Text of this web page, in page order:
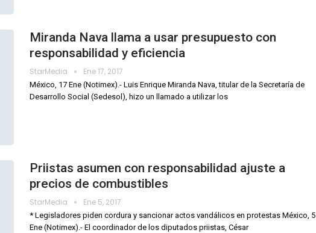
Miranda Nava llama a usar presupuesto con
responsabilidad y eficiencia
StarMedia Ene 17, 2017
México, 17 Ene (Notimex).- Luis Enrique Miranda Nava, titular de la Secretaría de
Desarrollo Social (Sedesol), hizo un llamado a utilizar los
Priistas asumen con responsabilidad ajuste a
precios de combustibles
StarMedia Ene 5, 2017
* Legisladores piden cordura y sancionar actos vandálicos en protestas México, 5
Ene (Notimex).- El coordinador de los diputados priistas, César